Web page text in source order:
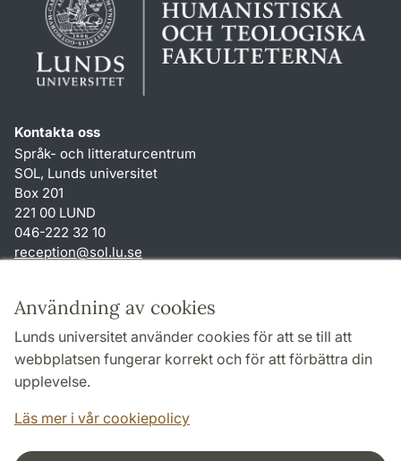
Användning av cookies
Lunds universitet använder cookies för att se till att
webbplatsen fungerar korrekt och för att förbättra din
upplevelse.
Läs mer i vår cookiepolicy
Kontakta oss
Språk- och litteraturcentrum
SOL, Lunds universitet
Box 201
221 00 LUND
046-222 32 10
reception@sol.lu.se
Genvägar
Om webbplatsen och cookies
Behandling av personuppgifter
Tillgänglighetsredogörelse